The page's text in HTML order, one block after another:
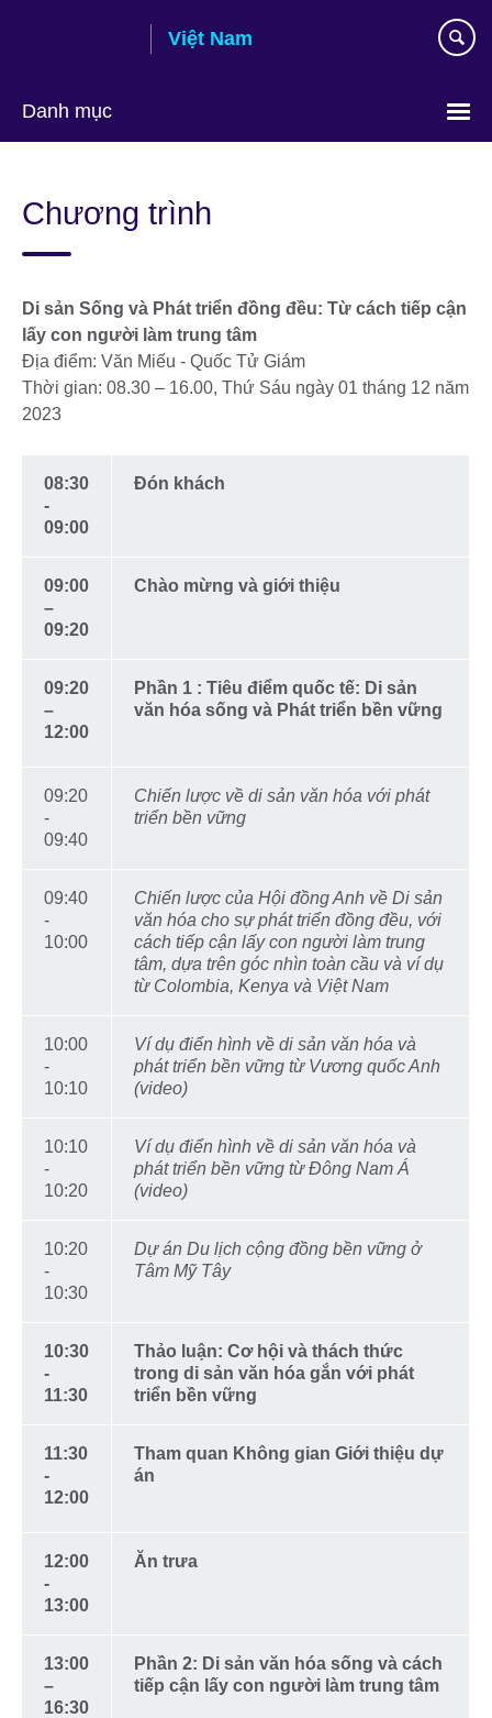
Việt Nam
Danh mục
language
Chương trình
Di sản Sống và Phát triển đồng đều: Từ cách tiếp cận
lấy con người làm trung tâm
Địa điểm: Văn Miếu - Quốc Tử Giám
Thời gian: 08.30 – 16.00, Thứ Sáu ngày 01 tháng 12 năm
2023
08:30
-
09:00
Đón khách
09:00
–
09:20
Chào mừng và giới thiệu
09:20
–
12:00
Phần 1 : Tiêu điểm quốc tế: Di sản
văn hóa sống và Phát triển bền vững
09:20
-
09:40
Chiến lược về di sản văn hóa với phát
triển bền vững
09:40
-
10:00
Chiến lược của Hội đồng Anh về Di sản
văn hóa cho sự phát triển đồng đều, với
cách tiếp cận lấy con người làm trung
tâm, dựa trên góc nhìn toàn cầu và ví dụ
từ Colombia, Kenya và Việt Nam
10:00
-
10:10
Ví dụ điển hình về di sản văn hóa và
phát triển bền vững từ Vương quốc Anh
(video)
10:10
-
10:20
Ví dụ điển hình về di sản văn hóa và
phát triển bền vững từ Đông Nam Á
(video)
10:20
-
10:30
Dự án Du lịch cộng đồng bền vững ở
Tâm Mỹ Tây
10:30
-
11:30
Thảo luận: Cơ hội và thách thức
trong di sản văn hóa gắn với phát
triển bền vững
11:30
-
12:00
Tham quan Không gian Giới thiệu dự
án
12:00
-
13:00
Ăn trưa
13:00
–
16:30
Phần 2: Di sản văn hóa sống và cách
tiếp cận lấy con người làm trung tâm